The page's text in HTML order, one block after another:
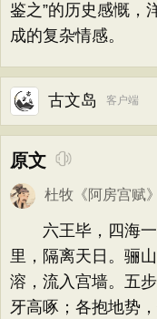
鉴之”的历史感慨，
成的复杂情感。
古文岛 客户端
原文
杜牧 《阿房宫赋》
六王毕，四海一
里，隔离天日。骊
溶，流入宫墙。五
牙高啄；各抱地势